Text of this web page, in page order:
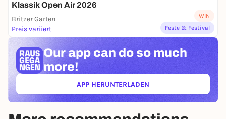
Klassik Open Air 2026
Britzer Garten
Preis variiert
WIN
Feste & Festival
Our app can do so much
more!
APP HERUNTERLADEN(ÖFFNET IN NEUEM TAB)